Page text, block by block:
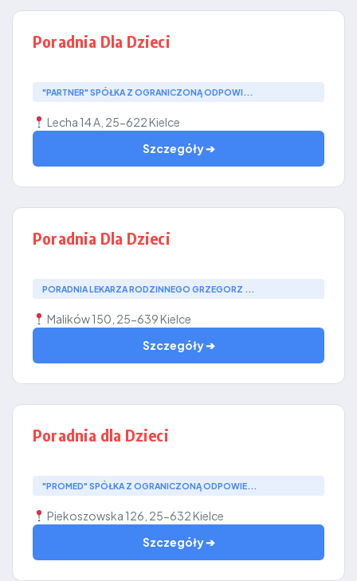
Poradnia Dla Dzieci
"PARTNER" SPÓŁKA Z OGRANICZONĄ ODPOWI...
Lecha 14 A, 25-622 Kielce
Szczegóły ➔
Poradnia Dla Dzieci
PORADNIA LEKARZA RODZINNEGO GRZEGORZ ...
Malików 150, 25-639 Kielce
Szczegóły ➔
Poradnia dla Dzieci
"PROMED" SPÓŁKA Z OGRANICZONĄ ODPOWIE...
Piekoszowska 126, 25-632 Kielce
Szczegóły ➔